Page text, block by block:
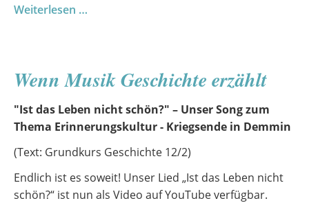
Weiterlesen …
„Zeddelmann“
Wossidlo
Wenn Musik Geschichte erzählt
"Ist das Leben nicht schön?" – Unser Song zum
Thema Erinnerungskultur - Kriegsende in Demmin
(Text: Grundkurs Geschichte 12/2)
Endlich ist es soweit! Unser Lied „Ist das Leben nicht
schön?“ ist nun als Video auf YouTube verfügbar.